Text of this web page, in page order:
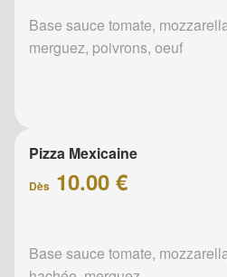
Base sauce tomate,
merguez, poivrons, oeuf
Pizza Mexicaine
Dès 10.00 €
Base sauce tomate,